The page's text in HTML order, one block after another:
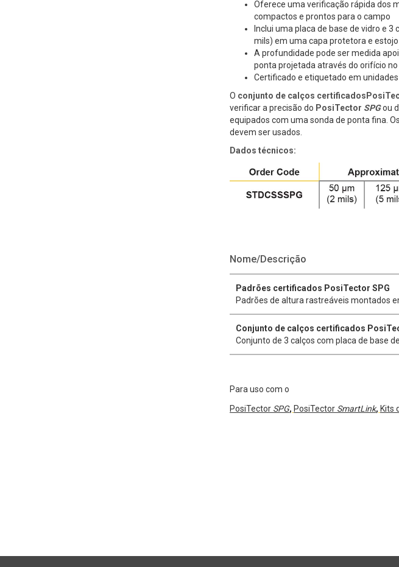
Oferece uma verificação rápida dos
compactos e prontos para o campo
Inclui uma placa de base de vidro e
mils) em uma capa protetora e estojo
A profundidade pode ser medida
ponta projetada através do orifício no
Certificado e etiquetado em
O conjunto de calços
verificar a precisão do PosiTector SPGou
equipados com uma sonda de ponta fina.
devem ser usados.
Dados técnicos:
Nome/Descrição
Padrões certificados PosiTector SPG
Padrões de altura rastreáveis montados
Conjunto de calços certificados
Conjunto de 3 calços com placa de base
Para uso com o
PosiTector SPG, PosiTector SmartLink, Kits